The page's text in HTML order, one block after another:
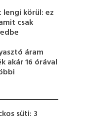
lengi körül: ez
csak
áram
akár 16 órával
süti: 3